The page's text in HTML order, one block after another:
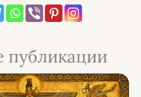
публикации